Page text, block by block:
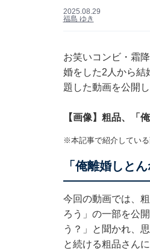
2025.08.29
福島 ゆき
お笑いコンビ・霜
婚をした2人から結
題した動画を公開し
【画像】粗品、「
※本記事で紹介している
「俺離婚しとん
今回の動画では、
ろう」の一部を公
う？」と聞かれ、
と続ける粗品さん